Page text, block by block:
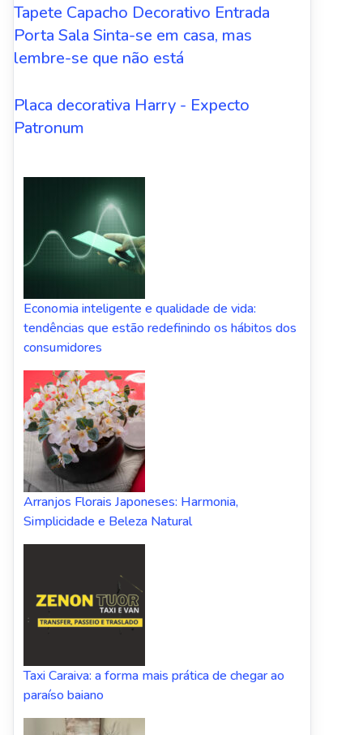
Tapete Capacho Decorativo Entrada
Porta Sala Sinta-se em casa, mas
lembre-se que não está
Placa decorativa Harry - Expecto
Patronum
Economia inteligente e qualidade de vida:
tendências que estão redefinindo os hábitos dos
consumidores
Arranjos Florais Japoneses: Harmonia,
Simplicidade e Beleza Natural
Taxi Caraiva: a forma mais prática de chegar ao
paraíso baiano